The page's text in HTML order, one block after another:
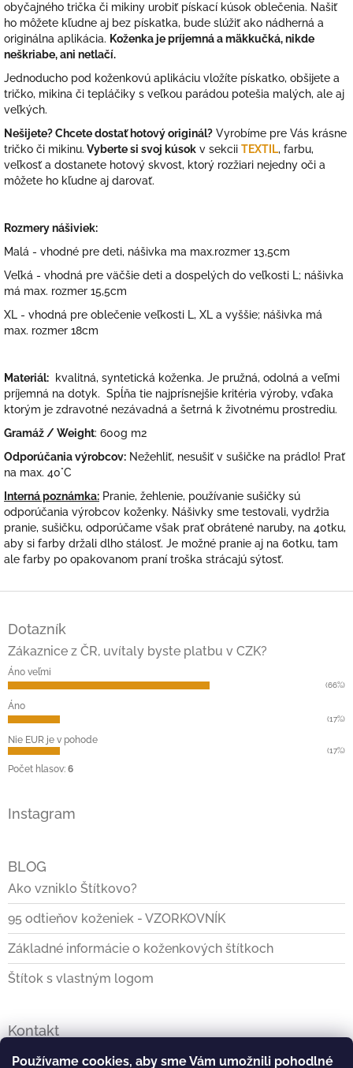
Používame cookies, aby sme Vám umožnili pohodlné
obyčajného trička či mikiny urobiť pískací kúsok oblečenia. Našiť
ho môžete kľudne aj bez pískatka, bude slúžiť ako nádherná a
originálna aplikácia. Koženka je príjemná a mäkkučká, nikde
neškriabe, ani netlačí.
Jednoducho pod koženkovú aplikáciu vložíte pískatko, obšijete a
tričko, mikina či tepláčiky s veľkou parádou potešia malých, ale aj
veľkých.
Nešijete? Chcete dostať hotový originál? Vyrobíme pre Vás krásne
tričko či mikinu. Vyberte si svoj kúsok v sekcii TEXTIL, farbu,
veľkosť a dostanete hotový skvost, ktorý rozžiari nejedny oči a
môžete ho kľudne aj darovať.
Rozmery nášiviek:
Malá - vhodné pre deti, nášivka ma max.rozmer 13,5cm
Veľká - vhodná pre väčšie deti a dospelých do veľkosti L; nášivka
má max. rozmer 15,5cm
XL - vhodná pre oblečenie veľkosti L, XL a vyššie; nášivka má
max. rozmer 18cm
Materiál: kvalitná, syntetická koženka. Je pružná, odolná a veľmi
príjemná na dotyk. Spĺňa tie najprísnejšie kritéria výroby, vďaka
ktorým je zdravotné nezávadná a šetrná k životnému prostrediu.
Gramáž / Weight: 600g m2
Odporúčania výrobcov: Nežehliť, nesušiť v sušičke na prádlo! Prať
na max. 40°C
Interná poznámka: Pranie, žehlenie, používanie sušičky sú
odporúčania výrobcov koženky. Nášivky sme testovali, vydržia
pranie, sušičku, odporúčame však prať obrátené naruby, na 40tku,
aby si farby držali dlho stálosť. Je možné pranie aj na 60tku, tam
ale farby po opakovanom praní troška strácajú sýtosť.
e
Dotazník
Zákaznice z ČR, uvítaly byste platbu v CZK?
Áno veľmi
(66%)
Áno
(17%)
Nie EUR je v pohode
(17%)
Počet hlasov: 6
Instagram
BLOG
Ako vzniklo Štítkovo?
95 odtieňov koženiek - VZORKOVNÍK
Základné informácie o koženkových štítkoch
Štítok s vlastným logom
Kontakt
info@stitkovo.sk